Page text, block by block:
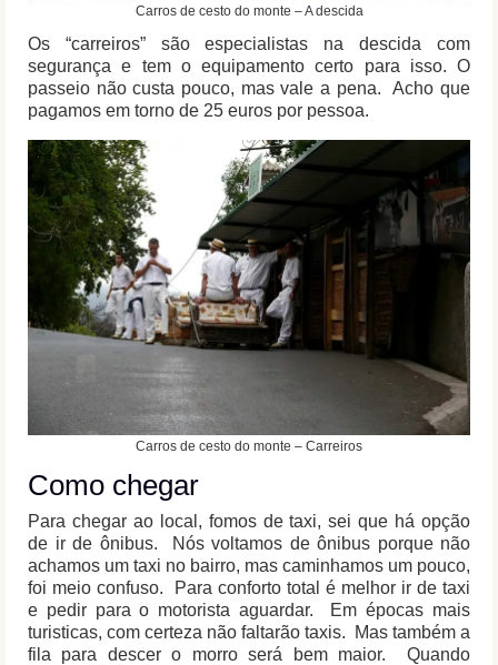
Carros de cesto do monte – A descida
Os “carreiros” são especialistas na descida com
segurança e tem o equipamento certo para isso. O
passeio não custa pouco, mas vale a pena. Acho que
pagamos em torno de 25 euros por pessoa.
Carros de cesto do monte – Carreiros
Como chegar
Para chegar ao local, fomos de taxi, sei que há opção
de ir de ônibus. Nós voltamos de ônibus porque não
achamos um taxi no bairro, mas caminhamos um pouco,
foi meio confuso. Para conforto total é melhor ir de taxi
e pedir para o motorista aguardar. Em épocas mais
turisticas, com certeza não faltarão taxis. Mas também a
fila para descer o morro será bem maior. Quando